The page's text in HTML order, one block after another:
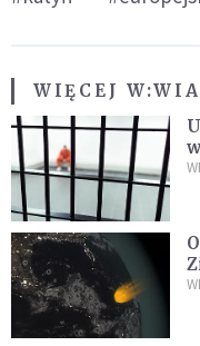
WIĘCEJ W: